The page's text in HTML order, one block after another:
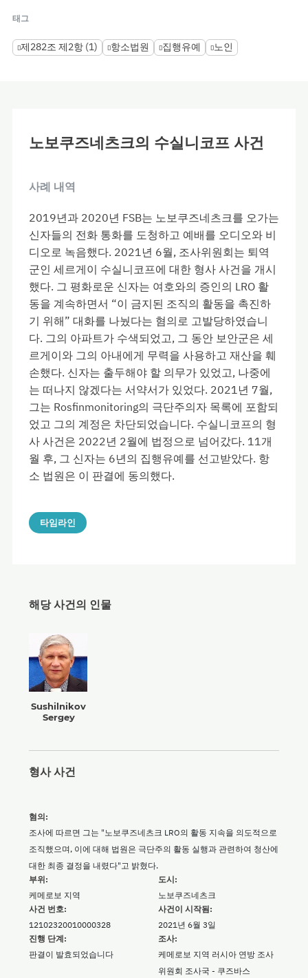
태그
제282조 제2항 (1) 항소법원 집행유예 노인
노보쿠즈네츠크의 수실니코프 사건
사례 내역
2019년과 2020년 FSB는 노보쿠즈네츠크를 오가는
신자들의 전화 통화를 도청하고 예배를 오디오와 비
디오로 녹음했다. 2021년 6월, 조사위원회는 퇴역
군인 세르게이 수실니코프에 대한 형사 사건을 개시
했다. 그 평화로운 신자는 여호와의 증인의 LRO 활
동을 계속하면서 “이 금지된 조직의 활동을 촉진하
기 위해” 대화를 나눴다는 혐의로 고발당하였습니
다. 그의 아파트가 수색되었고, 그 동안 보안군은 세
르게이와 그의 아내에게 무력을 사용하고 재산을 훼
손했다. 신자는 출두해야 할 의무가 있었고, 나중에
는 떠나지 않겠다는 서약서가 있었다. 2021년 7월,
그는 Rosfinmonitoring의 극단주의자 목록에 포함되
었고 그의 계정은 차단되었습니다. 수실니코프의 형
사 사건은 2022년 2월에 법정으로 넘어갔다. 11개
월 후, 그 신자는 6년의 집행유예를 선고받았다. 항
소 법원은 이 판결에 동의했다.
타임라인
해당 사건의 인물
Sushilnikov
Sergey
형사 사건
부위:
케메로보 지역
도시:
노보쿠즈네츠크
혐의:
조사에 따르면 그는 "노보쿠즈네츠크 LRO의 활동 지속을 의도적으로
조직했으며, 이에 대해 법원은 극단주의 활동 실행과 관련하여 청산에
대한 최종 결정을 내렸다"고 밝혔다.
사건 번호:
12102320010000328
사건이 시작됨:
2021년 6월 3일
진행 단계:
판결이 발효되었습니다
조사:
케메로보 지역 러시아 연방 조사
위원회 조사국 - 쿠즈바스